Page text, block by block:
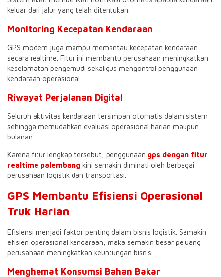
keluar dari jalur yang telah ditentukan.
Monitoring Kecepatan Kendaraan
GPS modern juga mampu memantau kecepatan kendaraan
secara realtime. Fitur ini membantu perusahaan meningkatkan
keselamatan pengemudi sekaligus mengontrol penggunaan
kendaraan operasional.
Riwayat Perjalanan Digital
Seluruh aktivitas kendaraan tersimpan otomatis dalam sistem
sehingga memudahkan evaluasi operasional harian maupun
bulanan.
Karena fitur lengkap tersebut, penggunaan gps dengan fitur
realtime palembang kini semakin diminati oleh berbagai
perusahaan logistik dan transportasi.
GPS Membantu Efisiensi Operasional
Truk Harian
Efisiensi menjadi faktor penting dalam bisnis logistik. Semakin
efisien operasional kendaraan, maka semakin besar peluang
perusahaan meningkatkan keuntungan bisnis.
Menghemat Konsumsi Bahan Bakar